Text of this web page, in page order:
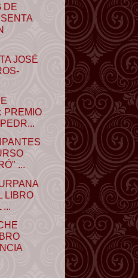
DE
JOSÉ
PREMIO
...
LIBRO